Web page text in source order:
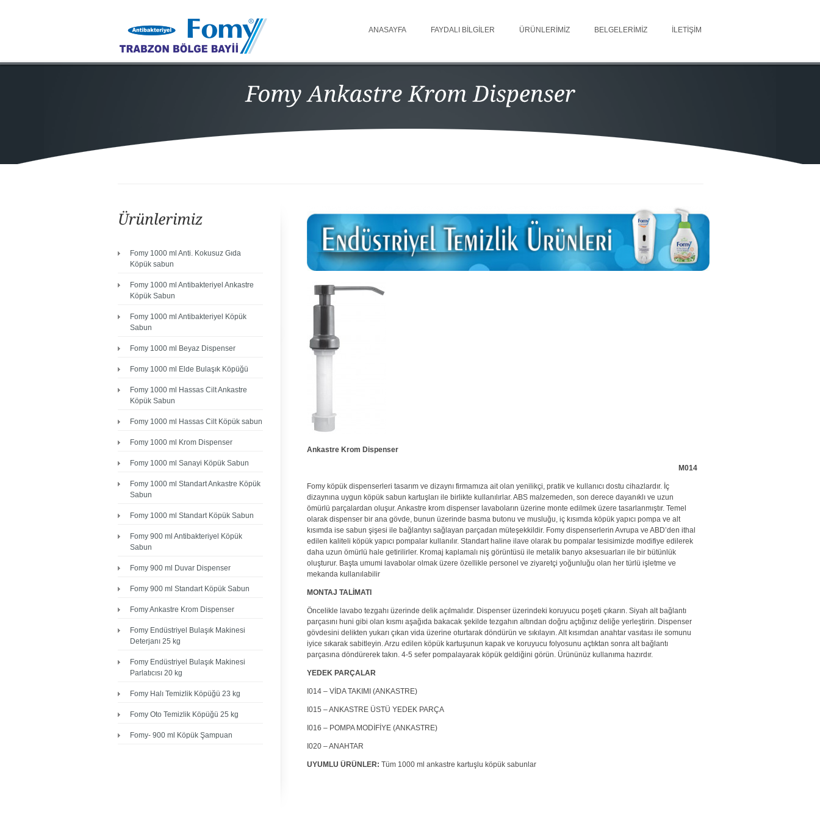
ANASAYFA FAYDALI BILGILER ÜRÜNLERIMIZ BELGELERIMIZ İLETIŞIM
Fomy 1000 ml Anti. Kokusuz Gıda
Köpük sabun
Fomy 1000 ml Antibakteriyel Ankastre
Köpük Sabun
Fomy 1000 ml Antibakteriyel Köpük
Sabun
Fomy 1000 ml Beyaz Dispenser
Fomy 1000 ml Elde Bulaşık Köpüğü
Fomy 1000 ml Hassas Cilt Ankastre
Köpük Sabun
Fomy 1000 ml Hassas Cilt Köpük sabun
Fomy 1000 ml Krom Dispenser
Fomy 1000 ml Sanayi Köpük Sabun
Fomy 1000 ml Standart Ankastre Köpük
Sabun
Fomy 1000 ml Standart Köpük Sabun
Fomy 900 ml Antibakteriyel Köpük
Sabun
Fomy 900 ml Duvar Dispenser
Fomy 900 ml Standart Köpük Sabun
Fomy Ankastre Krom Dispenser
Fomy Endüstriyel Bulaşık Makinesi
Deterjanı 25 kg
Fomy Endüstriyel Bulaşık Makinesi
Parlatıcısı 20 kg
Fomy Halı Temizlik Köpüğü 23 kg
Fomy Oto Temizlik Köpüğü 25 kg
Fomy- 900 ml Köpük Şampuan
Ankastre Krom Dispenser
M014
Fomy köpük dispenserleri tasarım ve dizaynı firmamıza ait olan yenilikçi, pratik ve kullanıcı dostu cihazlardır. İç
dizaynına uygun köpük sabun kartuşları ile birlikte kullanılırlar. ABS malzemeden, son derece dayanıklı ve uzun
ömürlü parçalardan oluşur. Ankastre krom dispenser lavaboların üzerine monte edilmek üzere tasarlanmıştır. Temel
olarak dispenser bir ana gövde, bunun üzerinde basma butonu ve musluğu, iç kısımda köpük yapıcı pompa ve alt
kısımda ise sabun şişesi ile bağlantıyı sağlayan parçadan müteşekkildir. Fomy dispenserlerin Avrupa ve ABD’den ithal
edilen kaliteli köpük yapıcı pompalar kullanılır. Standart haline ilave olarak bu pompalar tesisimizde modifiye edilerek
daha uzun ömürlü hale getirilirler. Kromaj kaplamalı niş görüntüsü ile metalik banyo aksesuarları ile bir bütünlük
oluşturur. Başta umumi lavabolar olmak üzere özellikle personel ve ziyaretçi yoğunluğu olan her türlü işletme ve
mekanda kullanılabilir
MONTAJ TALİMATI
Öncelikle lavabo tezgahı üzerinde delik açılmalıdır. Dispenser üzerindeki koruyucu poşeti çıkarın. Siyah alt bağlantı
parçasını huni gibi olan kısmı aşağıda bakacak şekilde tezgahın altından doğru açtığınız deliğe yerleştirin. Dispenser
gövdesini delikten yukarı çıkan vida üzerine oturtarak döndürün ve sıkılayın. Alt kısımdan anahtar vasıtası ile somunu
iyice sıkarak sabitleyin. Arzu edilen köpük kartuşunun kapak ve koruyucu folyosunu açtıktan sonra alt bağlantı
parçasına döndürerek takın. 4-5 sefer pompalayarak köpük geldiğini görün. Ürününüz kullanıma hazırdır.
YEDEK PARÇALAR
I014 – VİDA TAKIMI (ANKASTRE)
I015 – ANKASTRE ÜSTÜ YEDEK PARÇA
I016 – POMPA MODİFİYE (ANKASTRE)
I020 – ANAHTAR
UYUMLU ÜRÜNLER: Tüm 1000 ml ankastre kartuşlu köpük sabunlar